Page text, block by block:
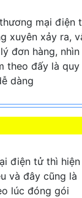
mại điện
xuyên xảy ra,
đơn hàng, nhìn
theo đấy là quy
dàng
điện tử thì hiện
và đây cũng là
lúc đóng gói